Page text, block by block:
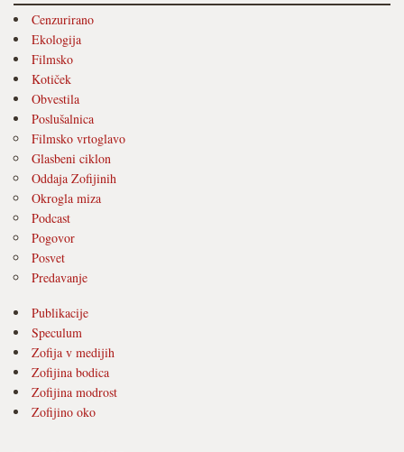
Cenzurirano
Ekologija
Filmsko
Kotiček
Obvestila
Poslušalnica
Filmsko vrtoglavo
Glasbeni ciklon
Oddaja Zofijinih
Okrogla miza
Podcast
Pogovor
Posvet
Predavanje
Publikacije
Speculum
Zofija v medijih
Zofijina bodica
Zofijina modrost
Zofijino oko